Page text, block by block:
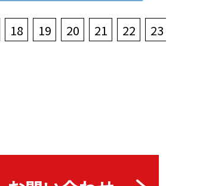
18 19 20 21 22 23